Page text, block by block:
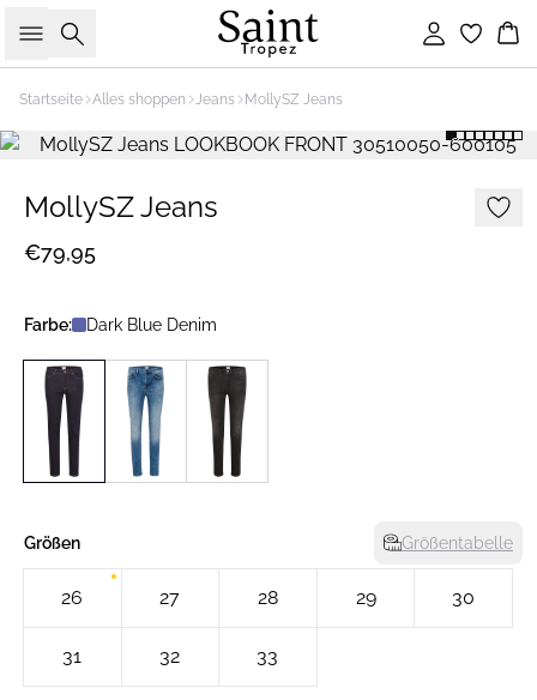
Suche Einloggen
Startseite Alles shoppen Jeans MollySZ Jeans
MollySZ Jeans
€79,95
Farbe: Dark Blue Denim
Größen Größentabelle
26 27 28 29 30
31 32 33